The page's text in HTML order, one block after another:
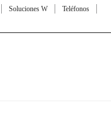
Soluciones W
Teléfonos